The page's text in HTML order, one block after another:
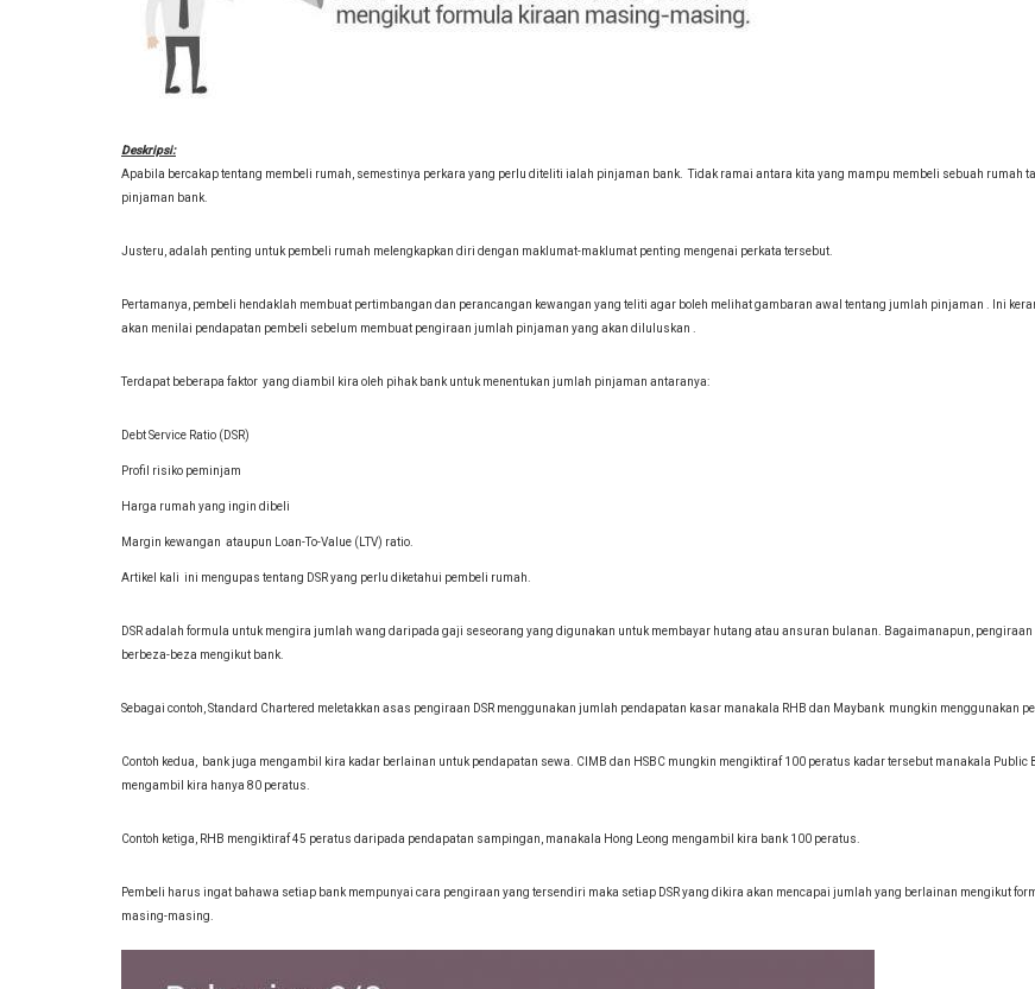
Deskripsi:
Apabila bercakap tentang membeli rumah, semestinya perkara yang perlu diteliti ialah pinjaman bank. Tidak ramai antara kita yang mampu membeli sebuah rumah
pinjaman bank.
Justeru, adalah penting untuk pembeli rumah melengkapkan diri dengan maklumat-maklumat penting mengenai perkata tersebut.
Pertamanya, pembeli hendaklah membuat pertimbangan dan perancangan kewangan yang teliti agar boleh melihat gambaran awal tentang jumlah pinjaman . Ini
akan menilai pendapatan pembeli sebelum membuat pengiraan jumlah pinjaman yang akan diluluskan .
Terdapat beberapa faktor yang diambil kira oleh pihak bank untuk menentukan jumlah pinjaman antaranya:
Debt Service Ratio (DSR)
Profil risiko peminjam
Harga rumah yang ingin dibeli
Margin kewangan ataupun Loan-To-Value (LTV) ratio.
Artikel kali ini mengupas tentang DSR yang perlu diketahui pembeli rumah.
DSR adalah formula untuk mengira jumlah wang daripada gaji seseorang yang digunakan untuk membayar hutang atau ansuran bulanan. Bagaimanapun, pengiraan
berbeza-beza mengikut bank.
Sebagai contoh, Standard Chartered meletakkan asas pengiraan DSR menggunakan jumlah pendapatan kasar manakala RHB dan Maybank mungkin menggunakan
Contoh kedua, bank juga mengambil kira kadar berlainan untuk pendapatan sewa. CIMB dan HSBC mungkin mengiktiraf 100 peratus kadar tersebut manakala Public
mengambil kira hanya 80 peratus.
Contoh ketiga, RHB mengiktiraf 45 peratus daripada pendapatan sampingan, manakala Hong Leong mengambil kira bank 100 peratus.
Pembeli harus ingat bahawa setiap bank mempunyai cara pengiraan yang tersendiri maka setiap DSR yang dikira akan mencapai jumlah yang berlainan mengikut
masing-masing.